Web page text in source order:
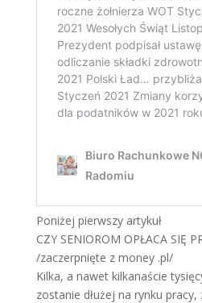
Poniżej pierwszy artykuł
CZY SENIOROM OPŁACA SIĘ
/zaczerpnięte z money .pl/
Kilka, a nawet kilkanaście
zostanie dłużej na rynku